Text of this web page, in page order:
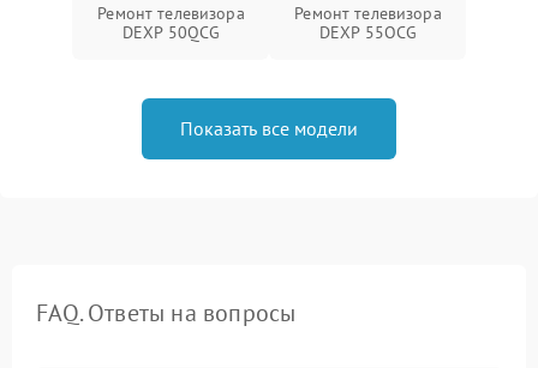
Ремонт телевизора
DEXP 50QCG
Ремонт телевизора
DEXP 55OCG
Показать все модели
FAQ. Ответы на вопросы